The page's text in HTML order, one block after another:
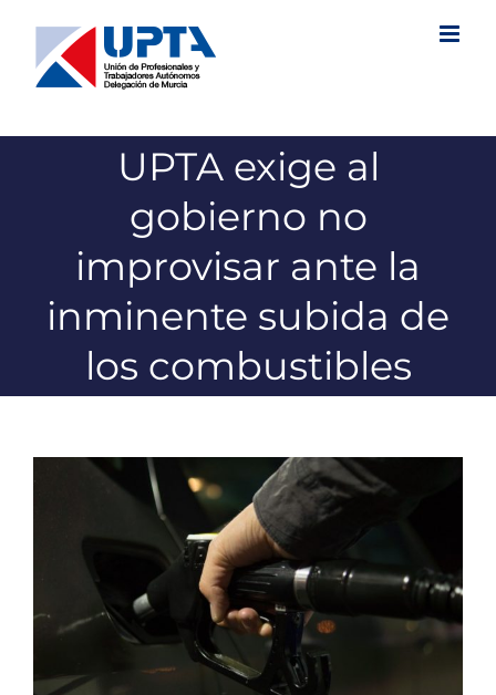
contenido
UPTA exige al
gobierno no
improvisar ante la
inminente subida de
los combustibles